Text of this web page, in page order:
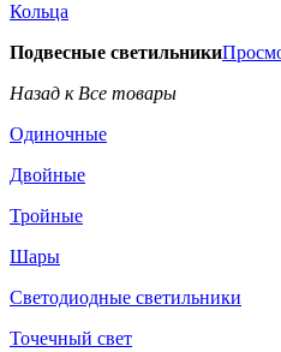
Кольца
Подвесные светильники
Назад к Все товары
Одиночные
Двойные
Тройные
Шары
Светодиодные светильники
Точечный свет